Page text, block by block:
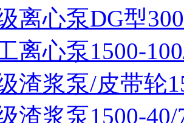
离心泵DG型
离心泵1500-
渣浆泵/皮带轮
渣浆泵1500-40/